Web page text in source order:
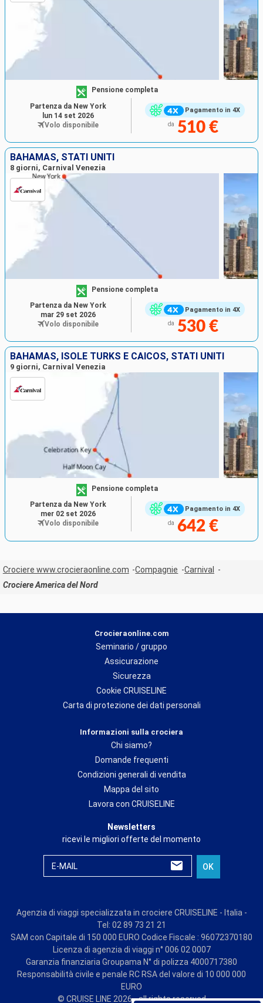
Pagamento in 4X
Pensione completa
da 510 €
Partenza da New York
lun 14 set 2026
Volo disponibile
BAHAMAS, STATI UNITI
8 giorni, Carnival Venezia
Pagamento in 4X
Pensione completa
da 530 €
Partenza da New York
mar 29 set 2026
Volo disponibile
BAHAMAS, ISOLE TURKS E CAICOS, STATI UNITI
9 giorni, Carnival Venezia
Pagamento in 4X
Pensione completa
da 642 €
Partenza da New York
mer 02 set 2026
Volo disponibile
Crociere www.crocieraonline.com Compagnie
Carnival
Crociere America del Nord
Crocieraonline.com
Seminario / gruppo
Assicurazione
Sicurezza
Cookie CRUISELINE
Carta di protezione dei dati personali
Informazioni sulla crociera
Chi siamo?
Domande frequenti
Condizioni generali di vendita
Mappa del sito
Lavora con CRUISELINE
Newsletters
ricevi le migliori offerte del momento
E-MAIL OK
Agenzia di viaggi specializzata in crociere CRUISELINE - Italia -
Tel: 02 89 73 21 21
SAM con Capitale di 150 000 EURO Codice Fiscale : 96072370180
Licenza di agenzia di viaggi n° 006 02 0007
Garanzia finanziaria Groupama N° di polizza 4000717380
Responsabilità civile e penale RC RSA del valore di 10 000 000
EURO
© CRUISE LINE 2026 - all rights reserved